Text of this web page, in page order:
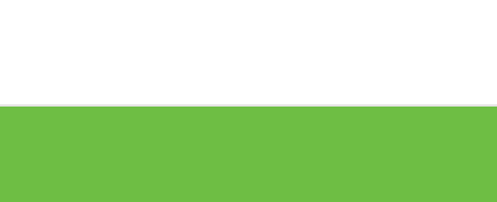
VCW Versicherungs-Treuhand AG